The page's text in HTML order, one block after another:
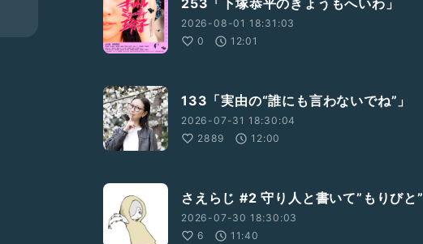
253「下塚恭平のきょうもへいわ」
2026-08-01 18:31:03
0
12:01
133「実由の“誰にも言わないでね”」
2026-07-31 18:30:04
2889
12:00
さえらじ #2 守り人と書いて”もりびと”
2026-07-30 18:30:03
6
11:40